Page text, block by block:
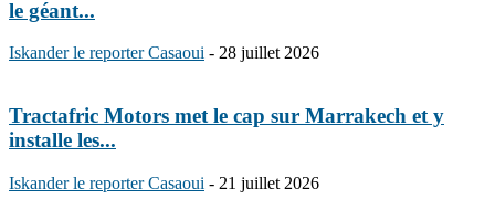
le géant...
Iskander le reporter Casaoui - 28 juillet 2026
Tractafric Motors met le cap sur Marrakech et y
installe les...
Iskander le reporter Casaoui - 21 juillet 2026